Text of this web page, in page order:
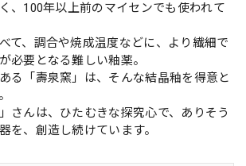
、100年以上前のマイセンでも使われて
て、調合や焼成温度などに、より繊細で
必要となる難しい釉薬。
る「壽泉窯」は、そんな結晶釉を得意と
さんは、ひたむきな探究心で、ありそう
を、創造し続けています。